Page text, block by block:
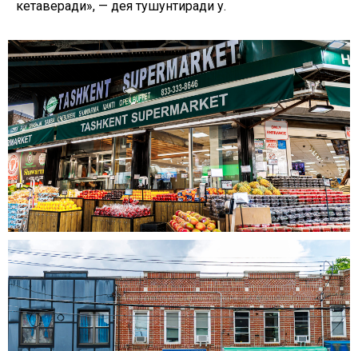
кетаверади», — дея тушунтиради у.